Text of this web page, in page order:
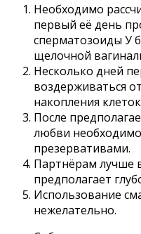
Необходимо
первый её день
сперматозоиды У
щелочной
Несколько дней
воздерживаться
накопления
После
любви
презервативами.
Партнёрам лучше
предполагает
Использование
нежелательно.